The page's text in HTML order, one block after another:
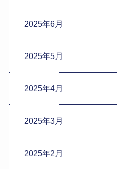
2025年6月
2025年5月
2025年4月
2025年3月
2025年2月